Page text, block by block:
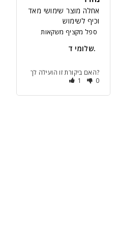
אחלה מוצר שימושי מאד
וכיף לשימוש
ספל מקציף משקאות
שלומי ד.
האם ביקורת זו הועילה לך?
1
0